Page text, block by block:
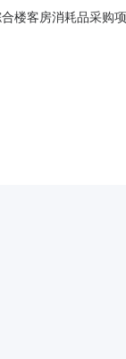
楼客房消耗品采购
（重新招标）》